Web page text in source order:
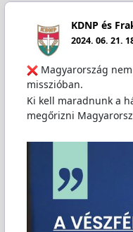
KDNP és
2024. 06. 21.
Magyarország nem
misszióban.
Ki kell maradnunk a
megőrizni